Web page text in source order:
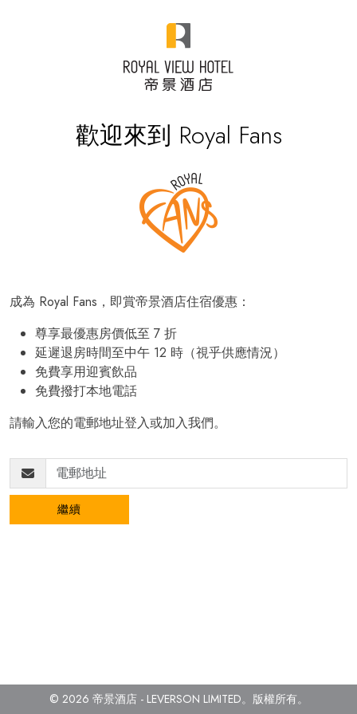
歡迎來到 Royal Fans
成為 Royal Fans，即賞帝景酒店住宿優惠：
尊享最優惠房價低至 7 折
延遲退房時間至中午 12 時（視乎供應情況）
免費享用迎賓飲品
免費撥打本地電話
請輸入您的電郵地址登入或加入我們。
繼續
© 2026 帝景酒店 - LEVERSON LIMITED。 版權所有。